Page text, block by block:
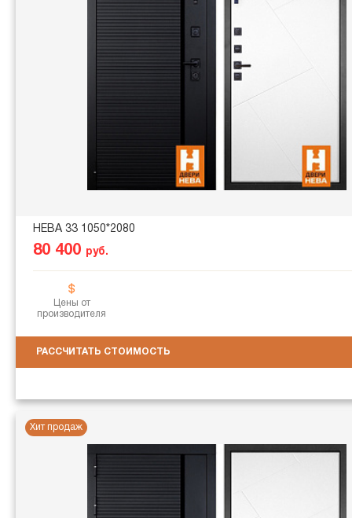
НЕВА 33 1050*2080
80 400 руб.
Цены от
производителя
РАССЧИТАТЬ СТОИМОСТЬ
Хит продаж